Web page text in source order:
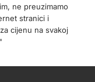
ne preuzimamo
stranici i
cijenu na svakoj